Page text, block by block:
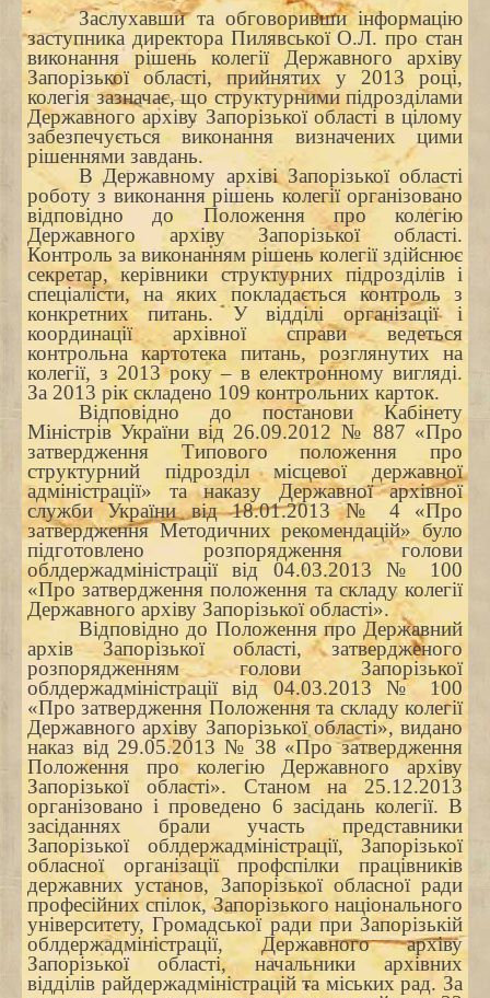
Заслухавши та обговоривши інформацію
заступника директора Пилявської О.Л. про стан
виконання рішень колегії Державного архіву
Запорізької області, прийнятих у 2013 році,
колегія зазначає, що структурними підрозділами
Державного архіву Запорізької області в цілому
забезпечується виконання визначених цими
рішеннями завдань.
В Державному архіві Запорізької області
роботу з виконання рішень колегії організовано
відповідно до Положення про колегію
Державного архіву Запорізької області.
Контроль за виконанням рішень колегії здійснює
секретар, керівники структурних підрозділів і
спеціалісти, на яких покладається контроль з
конкретних питань. У відділі організації і
координації архівної справи ведеться
контрольна картотека питань, розглянутих на
колегії, з 2013 року – в електронному вигляді.
За 2013 рік складено 109 контрольних карток.
Відповідно до постанови Кабінету
Міністрів України від 26.09.2012 № 887 «Про
затвердження Типового положення про
структурний підрозділ місцевої державної
адміністрації» та наказу Державної архівної
служби України від 18.01.2013 № 4 «Про
затвердження Методичних рекомендацій» було
підготовлено розпорядження голови
облдержадміністрації від 04.03.2013 № 100
«Про затвердження положення та складу колегії
Державного архіву Запорізької області».
Відповідно до Положення про Державний
архів Запорізької області, затвердженого
розпорядженням голови Запорізької
облдержадміністрації від 04.03.2013 № 100
«Про затвердження Положення та складу колегії
Державного архіву Запорізької області», видано
наказ від 29.05.2013 № 38 «Про затвердження
Положення про колегію Державного архіву
Запорізької області». Станом на 25.12.2013
організовано і проведено 6 засідань колегії. В
засіданнях брали участь представники
Запорізької облдержадміністрації, Запорізької
обласної організації профспілки працівників
державних установ, Запорізької обласної ради
професійних спілок, Запорізького національного
університету, Громадської ради при Запорізькій
облдержадміністрації, Державного архіву
Запорізької області, начальники архівних
відділів райдержадміністрацій та міських рад. За